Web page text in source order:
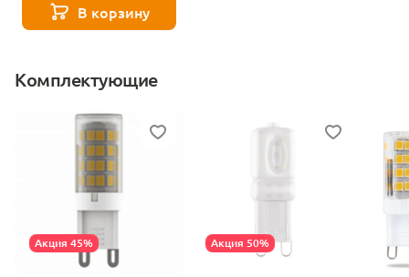
В корзину
Комплектующие
Акция 45% Акция 50%